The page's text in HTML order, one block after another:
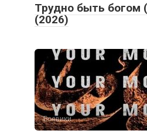
Трудно быть богом
(2026)
Боевики